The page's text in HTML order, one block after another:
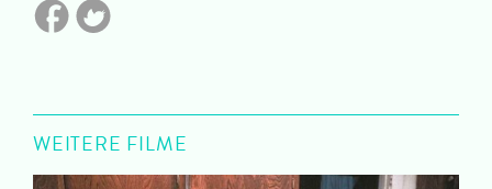
WEITERE FILME